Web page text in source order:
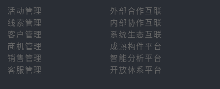
活动管理
外部合作互联
线索管理
内部协作互联
客户管理
系统生态互联
商机管理
成熟构件平台
销售管理
智能分析平台
客服管理
开放体系平台